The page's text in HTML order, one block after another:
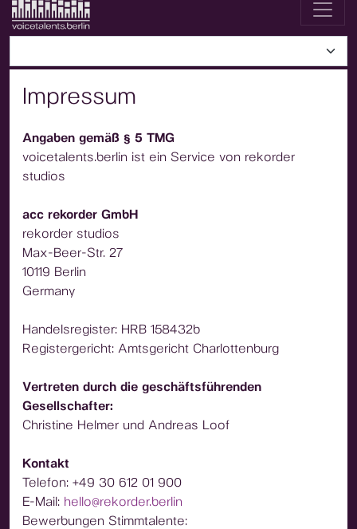
Impressum
Angaben gemäß § 5 TMG
voicetalents.berlin ist ein Service von rekorder
studios
acc rekorder GmbH
rekorder studios
Max-Beer-Str. 27
10119 Berlin
Germany
Handelsregister: HRB 158432b
Registergericht: Amtsgericht Charlottenburg
Vertreten durch die geschäftsführenden
Gesellschafter:
Christine Helmer und Andreas Loof
Kontakt
Telefon: +49 30 612 01 900
E-Mail: hello@rekorder.berlin
Bewerbungen Stimmtalente: